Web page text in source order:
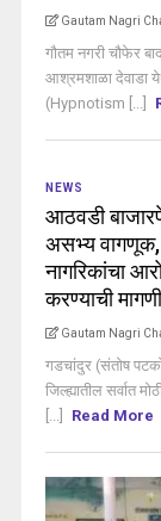
Gautam Nagri
गौतम नगरी चौफेर
आश्रमशाळा देवाडा
(Hypnotism [...]
NEWS
आठवडी
असभ्य वागणूक,
नागरिकांचा
करण्याची मागणी
Gautam Nagri
गडचांदुर (संतोष
जिल्ह्यातील सर्वात
[...]
Read More